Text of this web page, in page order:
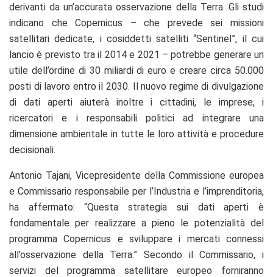
derivanti da un’accurata osservazione della Terra. Gli studi
indicano che Copernicus – che prevede sei missioni
satellitari dedicate, i cosiddetti satelliti “Sentinel”, il cui
lancio è previsto tra il 2014 e 2021 – potrebbe generare un
utile dell’ordine di 30 miliardi di euro e creare circa 50.000
posti di lavoro entro il 2030. Il nuovo regime di divulgazione
di dati aperti aiuterà inoltre i cittadini, le imprese, i
ricercatori e i responsabili politici ad integrare una
dimensione ambientale in tutte le loro attività e procedure
decisionali.
Antonio Tajani, Vicepresidente della Commissione europea
e Commissario responsabile per l’Industria e l’imprenditoria,
ha affermato: “Questa strategia sui dati aperti è
fondamentale per realizzare a pieno le potenzialità del
programma Copernicus e sviluppare i mercati connessi
all’osservazione della Terra.” Secondo il Commissario, i
servizi del programma satellitare europeo forniranno